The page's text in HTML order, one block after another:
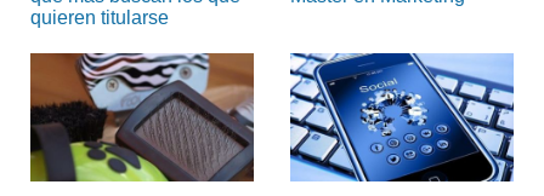
quieren titularse